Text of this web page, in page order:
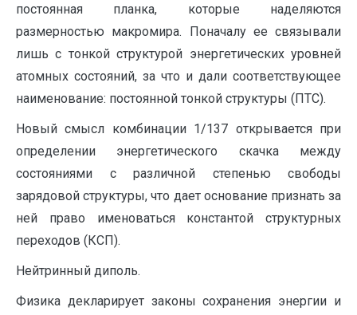
постоянная планка, которые наделяются
размерностью макромира. Поначалу ее связывали
лишь с тонкой структурой энергетических уровней
атомных состояний, за что и дали соответствующее
наименование: постоянной тонкой структуры (ПТС).
Новый смысл комбинации 1/137 открывается при
определении энергетического скачка между
состояниями с различной степенью свободы
зарядовой структуры, что дает основание признать за
ней право именоваться константой структурных
переходов (КСП).
Нейтринный диполь.
Физика декларирует законы сохранения энергии и